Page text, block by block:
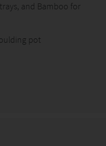
and Bamboo for
pot
and paperpots